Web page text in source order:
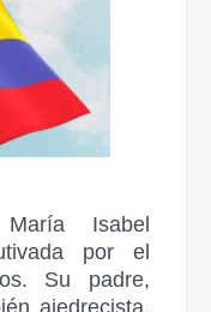
Isabel
por el
Su padre,
ajedrecista,